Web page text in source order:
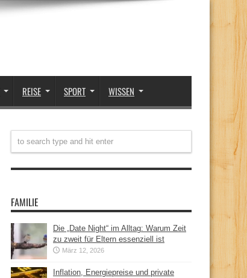
REISE SPORT WISSEN
FAMILIE
Die „Date Night“ im Alltag: Warum Zeit
zu zweit für Eltern essenziell ist
März 12, 2026
Inflation, Energiepreise und private